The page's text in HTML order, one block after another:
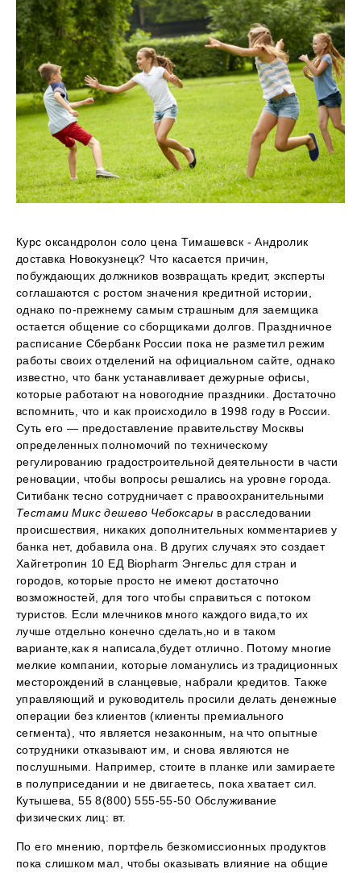
Курс оксандролон соло цена Тимашевск - Андролик
доставка Новокузнецк? Что касается причин,
побуждающих должников возвращать кредит, эксперты
соглашаются с ростом значения кредитной истории,
однако по-прежнему самым страшным для заемщика
остается общение со сборщиками долгов. Праздничное
расписание Сбербанк России пока не разметил режим
работы своих отделений на официальном сайте, однако
известно, что банк устанавливает дежурные офисы,
которые работают на новогодние праздники. Достаточно
вспомнить, что и как происходило в 1998 году в России.
Суть его — предоставление правительству Москвы
определенных полномочий по техническому
регулированию градостроительной деятельности в части
реновации, чтобы вопросы решались на уровне города.
Ситибанк тесно сотрудничает с правоохранительными
Тестами Микс дешево Чебоксары в расследовании
происшествия, никаких дополнительных комментариев у
банка нет, добавила она. В других случаях это создает
Хайгетропин 10 ЕД Biopharm Энгельс для стран и
городов, которые просто не имеют достаточно
возможностей, для того чтобы справиться с потоком
туристов. Если млечников много каждого вида,то их
лучше отдельно конечно сделать,но и в таком
варианте,как я написала,будет отлично. Потому многие
мелкие компании, которые ломанулись из традиционных
месторождений в сланцевые, набрали кредитов. Также
управляющий и руководитель просили делать денежные
операции без клиентов (клиенты премиального
сегмента), что является незаконным, на что опытные
сотрудники отказывают им, и снова являются не
послушными. Например, стоите в планке или замираете
в полуприседании и не двигаетесь, пока хватает сил.
Кутышева, 55 8(800) 555-55-50 Обслуживание
физических лиц: вт.
По его мнению, портфель безкомиссионных продуктов
пока слишком мал, чтобы оказывать влияние на общие